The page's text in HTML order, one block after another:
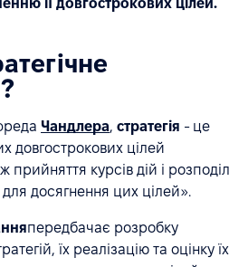
її довгострокових цілей.
Чандлера, стратегія - це
довгострокових цілей
прийняття курсів дій і розподіл
для досягнення цих цілей».
передбачає розробку
їх реалізацію та оцінку їх